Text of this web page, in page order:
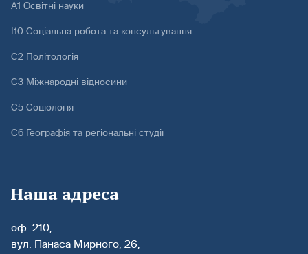
А1 Освітні науки
І10 Соціальна робота та консультування
С2 Політологія
С3 Міжнародні відносини
С5 Соціологія
С6 Географія та регіональні студії
Наша адреса
оф. 210,
вул. Панаса Мирного, 26,